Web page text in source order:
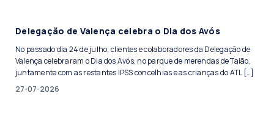
Delegação de Valença celebra o Dia dos Avós
No passado dia 24 de julho, clientes e colaboradores da Delegação de
Valença celebraram o Dia dos Avós, no parque de merendas de Taião,
juntamente com as restantes IPSS concelhias e as crianças do ATL […]
27-07-2026